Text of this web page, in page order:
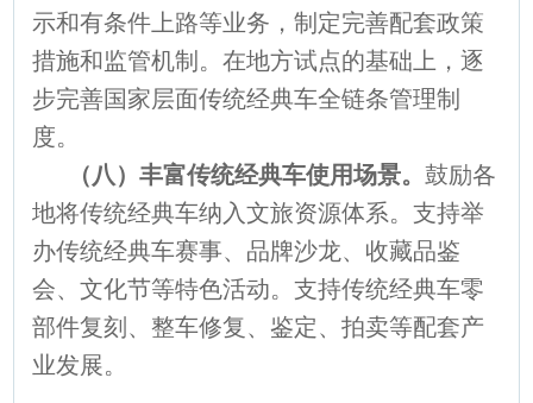
示和有条件上路等业务，制定完善配套政策
措施和监管机制。在地方试点的基础上，逐
步完善国家层面传统经典车全链条管理制
度。
（八）丰富传统经典车使用场景。鼓励各
地将传统经典车纳入文旅资源体系。支持举
办传统经典车赛事、品牌沙龙、收藏品鉴
会、文化节等特色活动。支持传统经典车零
部件复刻、整车修复、鉴定、拍卖等配套产
业发展。